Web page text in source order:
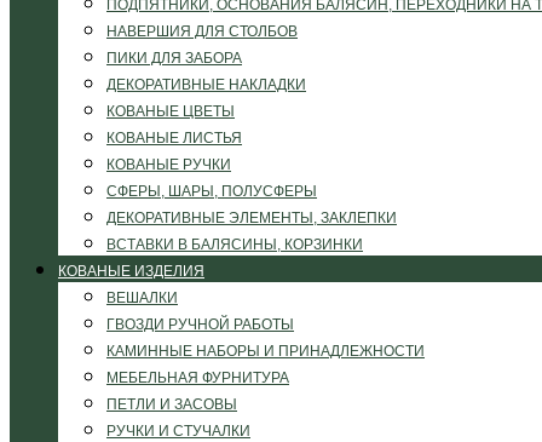
ПОДПЯТНИКИ, ОСНОВАНИЯ БАЛЯСИН, ПЕРЕХОДНИКИ НА
НАВЕРШИЯ ДЛЯ СТОЛБОВ
ПИКИ ДЛЯ ЗАБОРА
ДЕКОРАТИВНЫЕ НАКЛАДКИ
КОВАНЫЕ ЦВЕТЫ
КОВАНЫЕ ЛИСТЬЯ
КОВАНЫЕ РУЧКИ
СФЕРЫ, ШАРЫ, ПОЛУСФЕРЫ
ДЕКОРАТИВНЫЕ ЭЛЕМЕНТЫ, ЗАКЛЕПКИ
ВСТАВКИ В БАЛЯСИНЫ, КОРЗИНКИ
КОВАНЫЕ ИЗДЕЛИЯ
ВЕШАЛКИ
ГВОЗДИ РУЧНОЙ РАБОТЫ
КАМИННЫЕ НАБОРЫ И ПРИНАДЛЕЖНОСТИ
МЕБЕЛЬНАЯ ФУРНИТУРА
ПЕТЛИ И ЗАСОВЫ
РУЧКИ И СТУЧАЛКИ